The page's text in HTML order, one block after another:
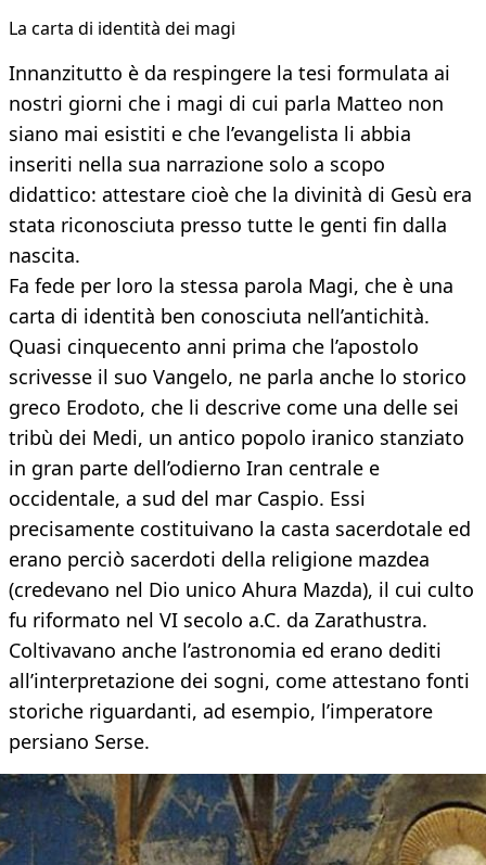
La carta di identità dei magi
Innanzitutto è da respingere la tesi formulata ai
nostri giorni che i magi di cui parla Matteo non
siano mai esistiti e che l’evangelista li abbia
inseriti nella sua narrazione solo a scopo
didattico: attestare cioè che la divinità di Gesù era
stata riconosciuta presso tutte le genti fin dalla
nascita.
Fa fede per loro la stessa parola Magi, che è una
carta di identità ben conosciuta nell’antichità.
Quasi cinquecento anni prima che l’apostolo
scrivesse il suo Vangelo, ne parla anche lo storico
greco Erodoto, che li descrive come una delle sei
tribù dei Medi, un antico popolo iranico stanziato
in gran parte dell’odierno Iran centrale e
occidentale, a sud del mar Caspio. Essi
precisamente costituivano la casta sacerdotale ed
erano perciò sacerdoti della religione mazdea
(credevano nel Dio unico Ahura Mazda), il cui culto
fu riformato nel VI secolo a.C. da Zarathustra.
Coltivavano anche l’astronomia ed erano dediti
all’interpretazione dei sogni, come attestano fonti
storiche riguardanti, ad esempio, l’imperatore
persiano Serse.